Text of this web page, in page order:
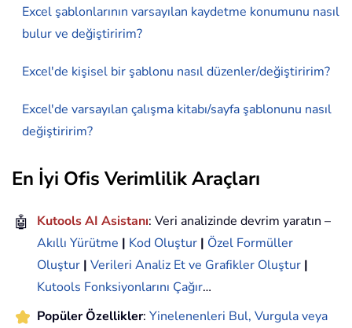
Excel şablonlarının varsayılan kaydetme konumunu nasıl
bulur ve değiştiririm?
Excel'de kişisel bir şablonu nasıl düzenler/değiştiririm?
Excel'de varsayılan çalışma kitabı/sayfa şablonunu nasıl
değiştiririm?
En İyi Ofis Verimlilik Araçları
🤖 Kutools AI Asistanı: Veri analizinde devrim yaratın –
Akıllı Yürütme | Kod Oluştur | Özel Formüller
Oluştur | Verileri Analiz Et ve Grafikler Oluştur |
Kutools Fonksiyonlarını Çağır…
Popüler Özellikler: Yinelenenleri Bul, Vurgula veya